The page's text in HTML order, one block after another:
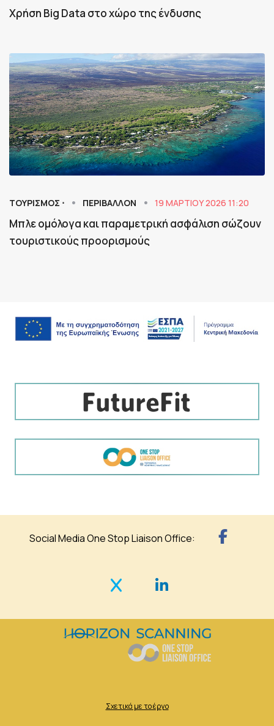
Χρήση Big Data στο χώρο της ένδυσης
ΤΟΥΡΙΣΜΟΣ ⋅ ΠΕΡΙΒΑΛΛΟΝ 19 ΜΑΡΤΊΟΥ 2026 11:20
Μπλε ομόλογα και παραμετρική ασφάλιση σώζουν
τουριστικούς προορισμούς
Social Media One Stop Liaison Office:
Σχετικά με το έργο